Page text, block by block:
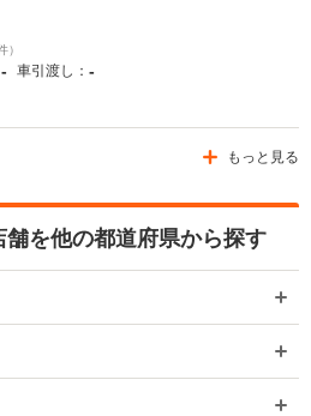
）
- 車引渡し： -
もっと見る
を他の都道府県から探す